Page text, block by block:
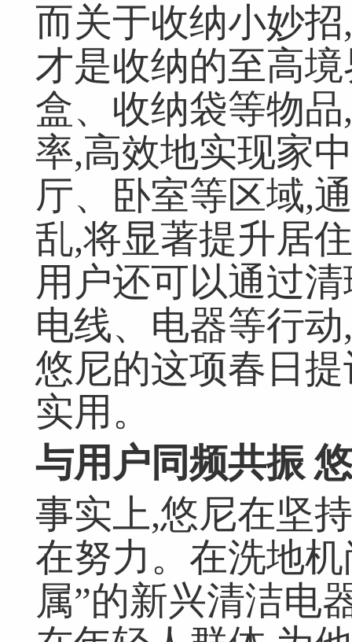
而关于收纳小妙
才是收纳的至高
盒、收纳袋等物
率,高效地实现家
厅、卧室等区域,
乱,将显著提升居
用户还可以通过
电线、电器等行
悠尼的这项春日
实用。
与用户同频共振
事实上,悠尼在坚
在努力。在洗地
属”的新兴清洁电